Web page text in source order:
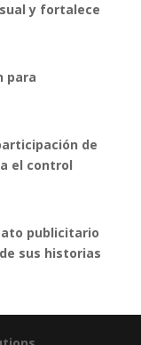
y fortalece
para
de
el control
publicitario
sus historias